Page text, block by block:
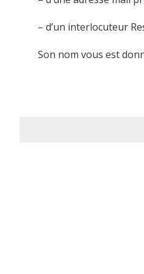
– d’un interlocuteur
Son nom vous est